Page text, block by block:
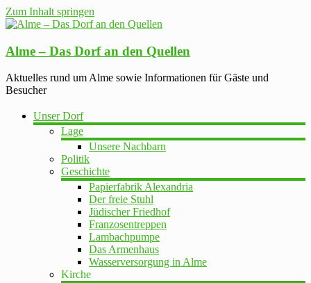
Zum Inhalt springen
Alme – Das Dorf an den Quellen
Aktuelles rund um Alme sowie Informationen für Gäste und
Besucher
Unser Dorf
Lage
Unsere Nachbarn
Politik
Geschichte
Papierfabrik Alexandria
Der freie Stuhl
Jüdischer Friedhof
Franzosentreppen
Lambachpumpe
Das Armenhaus
Wasserversorgung in Alme
Kirche